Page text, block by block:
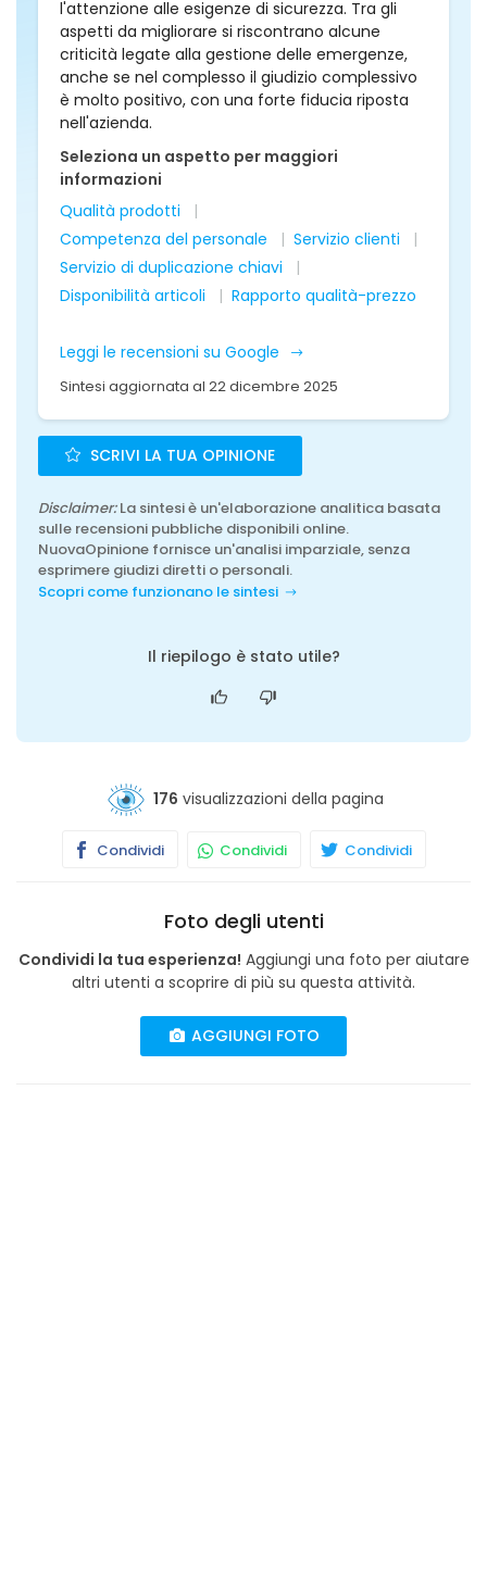
l'attenzione alle esigenze di sicurezza. Tra gli
aspetti da migliorare si riscontrano alcune
criticità legate alla gestione delle emergenze,
anche se nel complesso il giudizio complessivo
è molto positivo, con una forte fiducia riposta
nell'azienda.
Seleziona un aspetto per maggiori
informazioni
Qualità prodotti
Competenza del personale
Servizio clienti
Servizio di duplicazione chiavi
Disponibilità articoli
Rapporto qualità-prezzo
Leggi le recensioni su Google
Sintesi aggiornata al 22 dicembre 2025
SCRIVI LA TUA OPINIONE
Disclaimer:La sintesi è un'elaborazione analitica basata
sulle recensioni pubbliche disponibili online.
NuovaOpinione fornisce un'analisi imparziale, senza
esprimere giudizi diretti o personali.
Scopri come funzionano le sintesi
Il riepilogo è stato utile?
176 visualizzazioni della pagina
Condividi Condividi Condividi
Foto degli utenti
Condividi la tua esperienza! Aggiungi una foto per aiutare
altri utenti a scoprire di più su questa attività.
AGGIUNGI FOTO